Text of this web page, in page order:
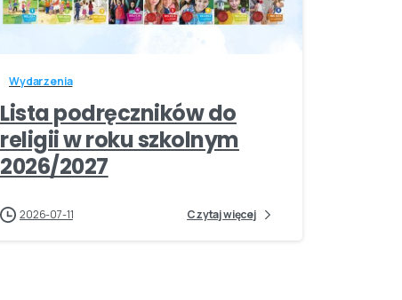
-
Wydarzenia
Lista podręczników do
religii w roku szkolnym
2026/2027
2026-07-11 Czytaj więcej